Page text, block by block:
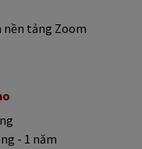
- 1 năm
nền tảng Zoom